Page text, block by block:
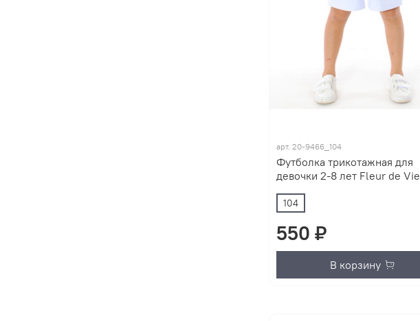
арт.20-9466_104
Футболка трикотажная для
девочки 2-8 лет Fleur de Vie
104
550 ₽
В корзину